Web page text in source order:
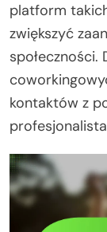
platform
zwiększyć
społeczności.
kontaktów z